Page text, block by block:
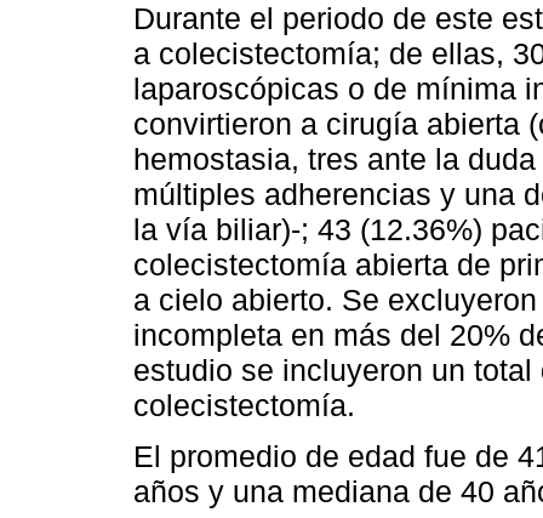
Durante el periodo de este
a colecistectomía; de ellas,
laparoscópicas o de mínima
convirtieron a cirugía abierta
hemostasia, tres ante la
múltiples adherencias y una
la vía biliar)-; 43 (12.36%)
colecistectomía abierta de
a cielo abierto. Se
incompleta en más del 20%
estudio se incluyeron un
colecistectomía.
El promedio de edad fue de
años y una mediana de 40